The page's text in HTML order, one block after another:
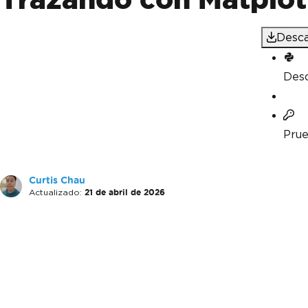
Curtis Chau
Actualizado: 21 de abril de 2026